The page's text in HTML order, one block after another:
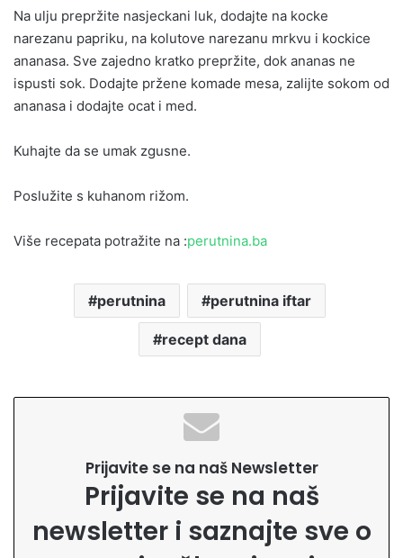
Na ulju prepržite nasjeckani luk, dodajte na kocke
narezanu papriku, na kolutove narezanu mrkvu i kockice
ananasa. Sve zajedno kratko prepržite, dok ananas ne
ispusti sok. Dodajte pržene komade mesa, zalijte sokom od
ananasa i dodajte ocat i med.
Kuhajte da se umak zgusne.
Poslužite s kuhanom rižom.
Više recepata potražite na :perutnina.ba
perutnina perutnina iftar
recept dana
Prijavite se na naš Newsletter
Prijavite se na naš
newsletter i saznajte sve o